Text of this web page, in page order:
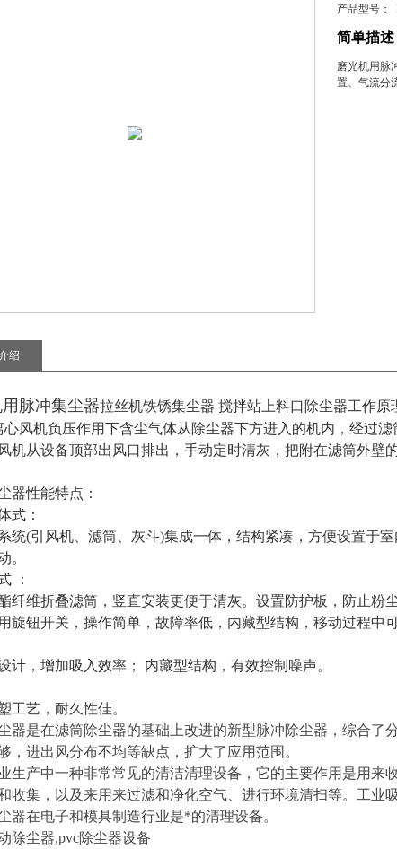
产品型号：
简单描述
磨光机用脉
置、气流分
绍
脉冲集尘器拉丝机铁锈集尘器 搅拌站上料口除尘器工作原
风机负压作用下含尘气体从除尘器下方进入的机内，经过滤
机从设备顶部出风口排出，手动定时清灰，把附在滤筒外壁
果。
器性能特点：
式：
统(引风机、滤筒、灰斗)集成一体，结构紧凑，方便设置于
。
：
纤维折叠滤筒，竖直安装更便于清灰。设置防护板，防止粉
旋钮开关，操作简单，故障率低，内藏型结构，移动过程中
计，增加吸入效率； 内藏型结构，有效控制噪声。
工艺，耐久性佳。
器是在滤筒除尘器的基础上改进的新型脉冲除尘器，综合了
，进出风分布不均等缺点，扩大了应用范围。
生产中一种非常常见的清洁清理设备，它的主要作用是用来
收集，以及来用来过滤和净化空气、进行环境清扫等。工业
器在电子和模具制造行业是*的清理设备。
除尘器,pvc除尘器设备